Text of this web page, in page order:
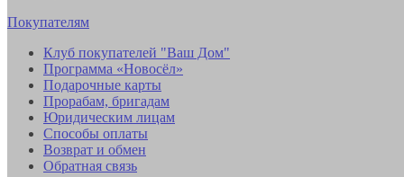
Покупателям
Клуб покупателей "Ваш Дом"
Программа «Новосёл»
Подарочные карты
Прорабам, бригадам
Юридическим лицам
Способы оплаты
Возврат и обмен
Обратная связь